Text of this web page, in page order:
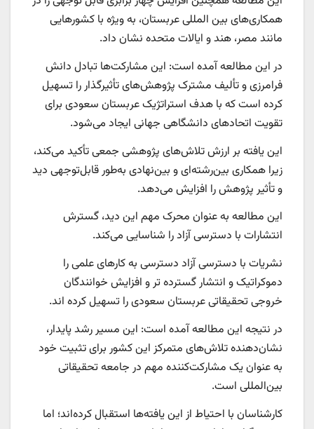
همکاری‌های بین المللی عربستان، به ویژه با کشورهایی
مانند مصر، هند و ایالات متحده نشان داد.
در این مطالعه آمده است: این مشارکت‌ها تبادل دانش
فرامرزی و تألیف مشترک پژوهش‌های تأثیرگذار را تسهیل
کرده است که با هدف استراتژیک عربستان سعودی برای
تقویت اتحادهای دانشگاهی جهانی ایجاد می‌شود.
این یافته بر ارزش تلاش‌های پژوهشی جمعی تأکید می‌کند،
زیرا همکاری بین‌رشته‌ای و بین‌نهادی به‌طور قابل‌توجهی دید
و تأثیر پژوهش را افزایش می‌دهد.
این مطالعه به عنوان محرک مهم این دید، گسترش
انتشارات با دسترسی آزاد را شناسایی می‌کند.
نشریات با دسترسی آزاد دسترسی به کارهای علمی را
دموکراتیک و انتشار گسترده تر و افزایش خوانندگان
خروجی تحقیقاتی عربستان سعودی را تسهیل کرده اند.
در نتیجه این مطالعه آمده است: این مسیر رشد پایدار،
نشان‌دهنده تلاش‌های متمرکز این کشور برای تثبیت خود
به عنوان یک مشارکت‌کننده مهم در جامعه تحقیقاتی
بین‌المللی است.
کارشناسان با احتیاط از این یافته‌ها استقبال کرده‌اند؛ اما